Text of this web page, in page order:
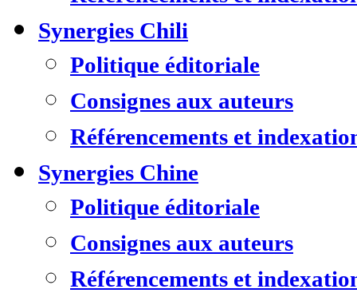
Synergies Chili
Politique éditoriale
Consignes aux auteurs
Référencements et
Synergies Chine
Politique éditoriale
Consignes aux auteurs
Référencements et